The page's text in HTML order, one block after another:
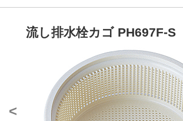
流し排水栓カゴ PH697F-S
<